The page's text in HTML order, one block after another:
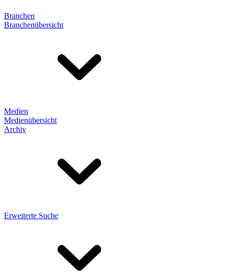
Branchen
Branchenübersicht
Medien
Medienübersicht
Archiv
Erweiterte Suche